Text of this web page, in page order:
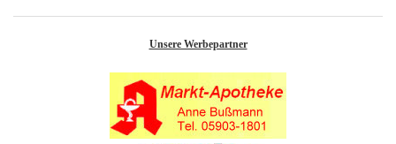
Unsere Werbepartner